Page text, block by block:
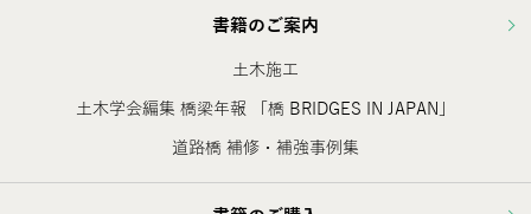
書籍のご案内
土木施工
土木学会編集 橋梁年報 「橋 BRIDGES IN JAPAN」
道路橋 補修・補強事例集